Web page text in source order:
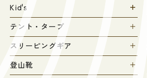
Kid's
テント・タープ
スリーピングギア
登山靴